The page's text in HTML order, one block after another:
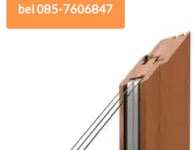
bel 085-7606847